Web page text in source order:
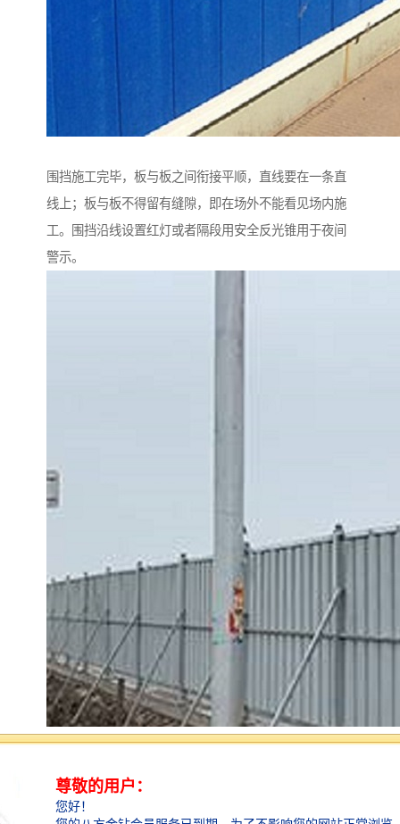
围挡施工完毕，板与板之间衔接平顺，直线要在一条直
线上；板与板不得留有缝隙，即在场外不能看见场内施
工。围挡沿线设置红灯或者隔段用安全反光锥用于夜间
警示。